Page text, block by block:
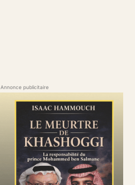
Annonce publicitaire